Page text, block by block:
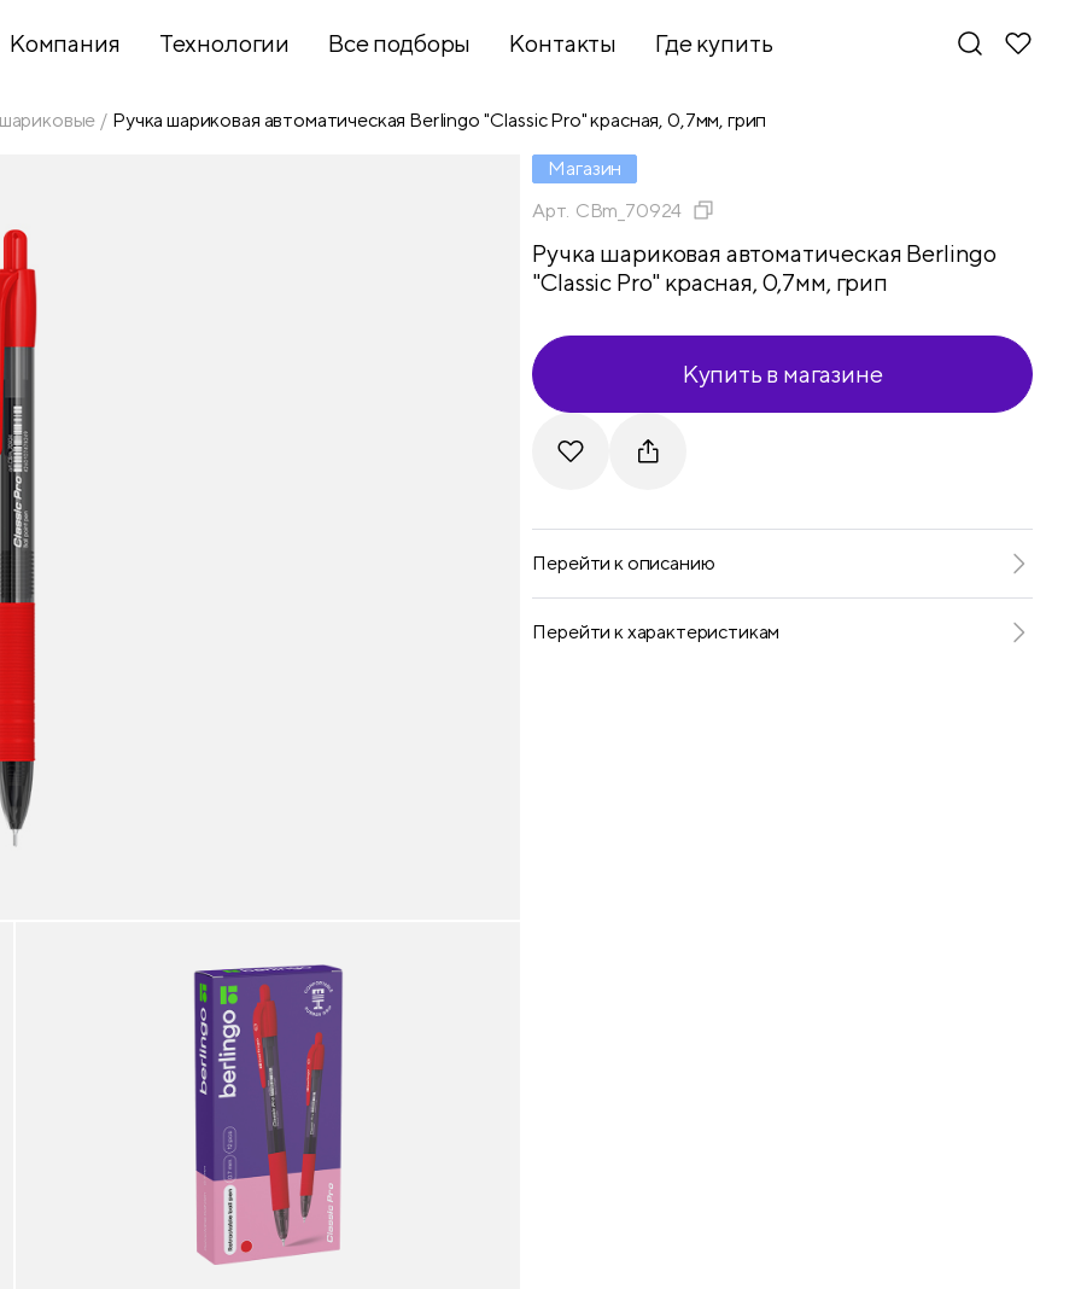
Новинки
Компания Технологии Все подборы Контакты Где купить
Ручка шариковая автоматическая Berlingo "Classic Pro" красная, 0,7мм, грип
Магазин
Арт. CBm_70924
Ручка шариковая автоматическая Berlingo
"Classic Pro" красная, 0,7мм, грип
Купить в магазине
Telegram
VKontakte
Перейти к описанию
Перейти к характеристикам